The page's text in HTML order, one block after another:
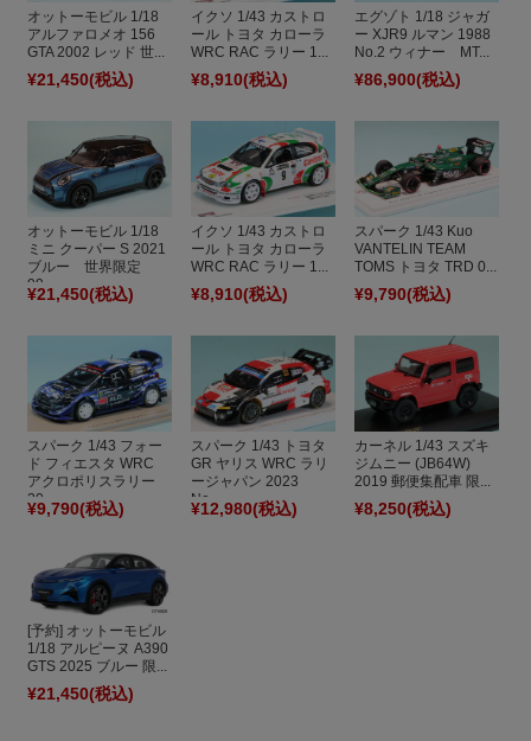
オットーモビル 1/18
アルファロメオ 156
GTA 2002 レッド 世...
¥21,450(税込)
イクソ 1/43 カストロ
ール トヨタ カローラ
WRC RAC ラリー 1...
¥8,910(税込)
エグゾト 1/18 ジャガ
ー XJR9 ルマン 1988
No.2 ウィナー MT...
¥86,900(税込)
オットーモビル 1/18
ミニ クーパー S 2021
ブルー 世界限定
99...
¥21,450(税込)
イクソ 1/43 カストロ
ール トヨタ カローラ
WRC RAC ラリー 1...
¥8,910(税込)
スパーク 1/43 Kuo
VANTELIN TEAM
TOMS トヨタ TRD 0...
¥9,790(税込)
スパーク 1/43 フォー
ド フィエスタ WRC
アクロポリスラリー
20...
¥9,790(税込)
スパーク 1/43 トヨタ
GR ヤリス WRC ラリ
ージャパン 2023
No....
¥12,980(税込)
カーネル 1/43 スズキ
ジムニー (JB64W)
2019 郵便集配車 限...
¥8,250(税込)
[予約] オットーモビル
1/18 アルピーヌ A390
GTS 2025 ブルー 限...
¥21,450(税込)